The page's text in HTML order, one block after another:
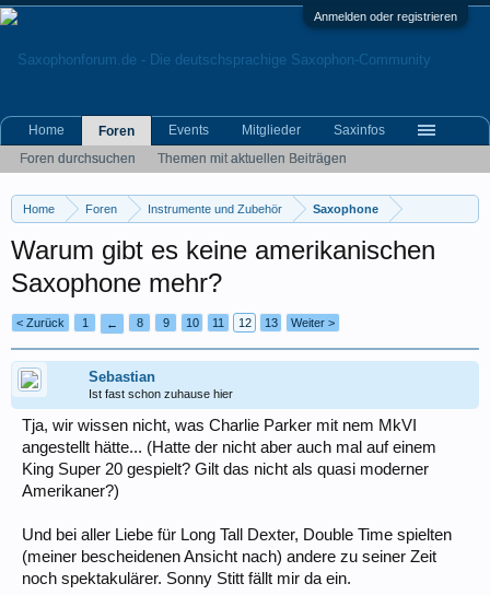
Anmelden oder registrieren
Home Foren Instrumente und Zubehör Saxophone
Warum gibt es keine amerikanischen
Saxophone mehr?
< Zurück 1 ← 8 9 10 11 12 13 Weiter >
Sebastian
Ist fast schon zuhause hier
Tja, wir wissen nicht, was Charlie Parker mit nem MkVI
angestellt hätte... (Hatte der nicht aber auch mal auf einem
King Super 20 gespielt? Gilt das nicht als quasi moderner
Amerikaner?)
Und bei aller Liebe für Long Tall Dexter, Double Time spielten
(meiner bescheidenen Ansicht nach) andere zu seiner Zeit
noch spektakulärer. Sonny Stitt fällt mir da ein.
Home
Foren
Foren durchsuchen
Themen mit aktuellen Beiträgen
Events Mitglieder Saxinfos